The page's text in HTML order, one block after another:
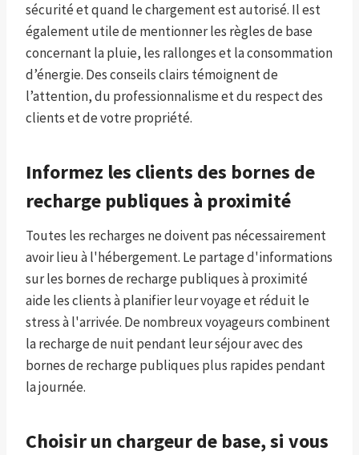
sécurité et quand le chargement est autorisé. Il est
également utile de mentionner les règles de base
concernant la pluie, les rallonges et la consommation
d’énergie. Des conseils clairs témoignent de
l’attention, du professionnalisme et du respect des
clients et de votre propriété.
Informez les clients des bornes de
recharge publiques à proximité
Toutes les recharges ne doivent pas nécessairement
avoir lieu à l'hébergement. Le partage d'informations
sur les bornes de recharge publiques à proximité
aide les clients à planifier leur voyage et réduit le
stress à l'arrivée. De nombreux voyageurs combinent
la recharge de nuit pendant leur séjour avec des
bornes de recharge publiques plus rapides pendant
la journée.
Choisir un chargeur de base, si vous